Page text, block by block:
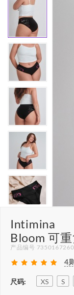
Intimina
Bloom 可
产品编号
4
尺码: XS S